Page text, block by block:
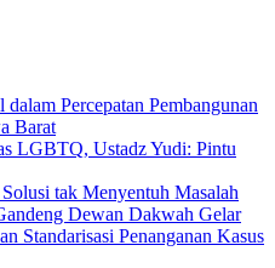
Percepatan Pembangunan
Barat
LGBTQ, Ustadz Yudi: Pintu
tak Menyentuh Masalah
Dewan Dakwah Gelar
Standarisasi Penanganan Kasus